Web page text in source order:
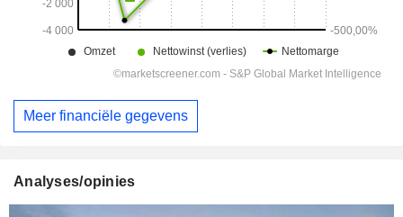
Meer financiële gegevens
Analyses/opinies